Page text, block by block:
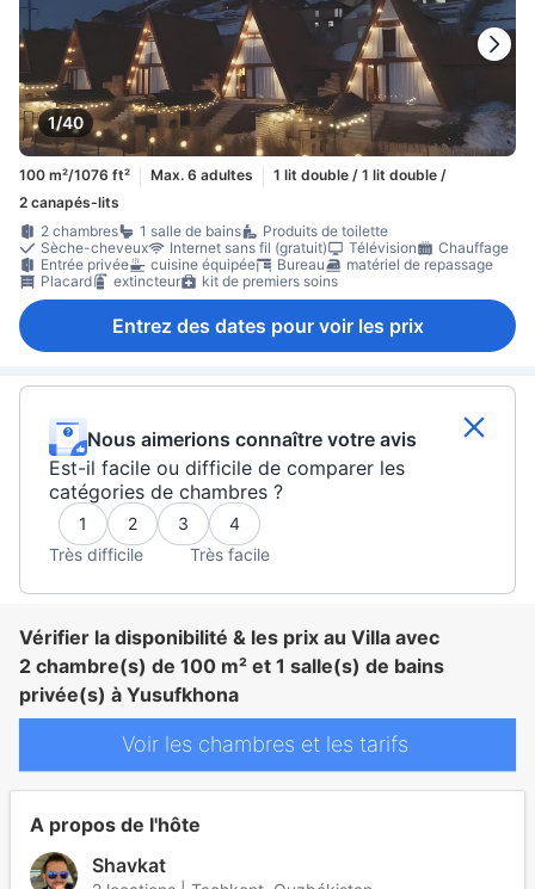
1/40
100 m²/1076 ft² Max. 6 adultes
1 lit double / 1 lit double /
2 canapés-lits
2 chambres
1 salle de bains
Produits de toilette
Sèche-cheveux
Internet sans fil (gratuit) Télévision
Chauffage
Entrée privée
cuisine équipée Bureau
matériel de repassage
Placard
extincteur kit de premiers soins
Entrez des dates pour voir les prix
Nous aimerions connaître votre avis
Est-il facile ou difficile de comparer les
catégories de chambres ?
1 2 3
4
Très difficile
Très facile
Vérifier la disponibilité & les prix au Villa avec
2 chambre(s) de 100 m² et 1 salle(s) de bains
privée(s) à Yusufkhona
Voir les chambres et les tarifs
A propos de l'hôte
Shavkat